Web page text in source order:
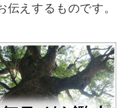
えするものです。